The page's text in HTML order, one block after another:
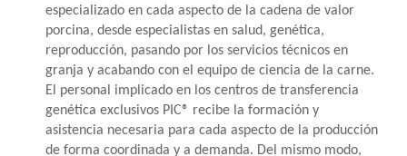
especializado en cada aspecto de la cadena de valor
porcina, desde especialistas en salud, genética,
reproducción, pasando por los servicios técnicos en
granja y acabando con el equipo de ciencia de la carne.
El personal implicado en los centros de transferencia
genética exclusivos PIC® recibe la formación y
asistencia necesaria para cada aspecto de la producción
de forma coordinada y a demanda. Del mismo modo,